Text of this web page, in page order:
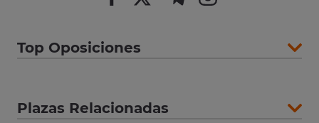
Top Oposiciones
Plazas Relacionadas